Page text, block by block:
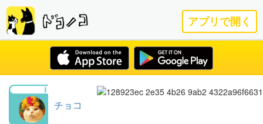
アプリで開く
チョコ